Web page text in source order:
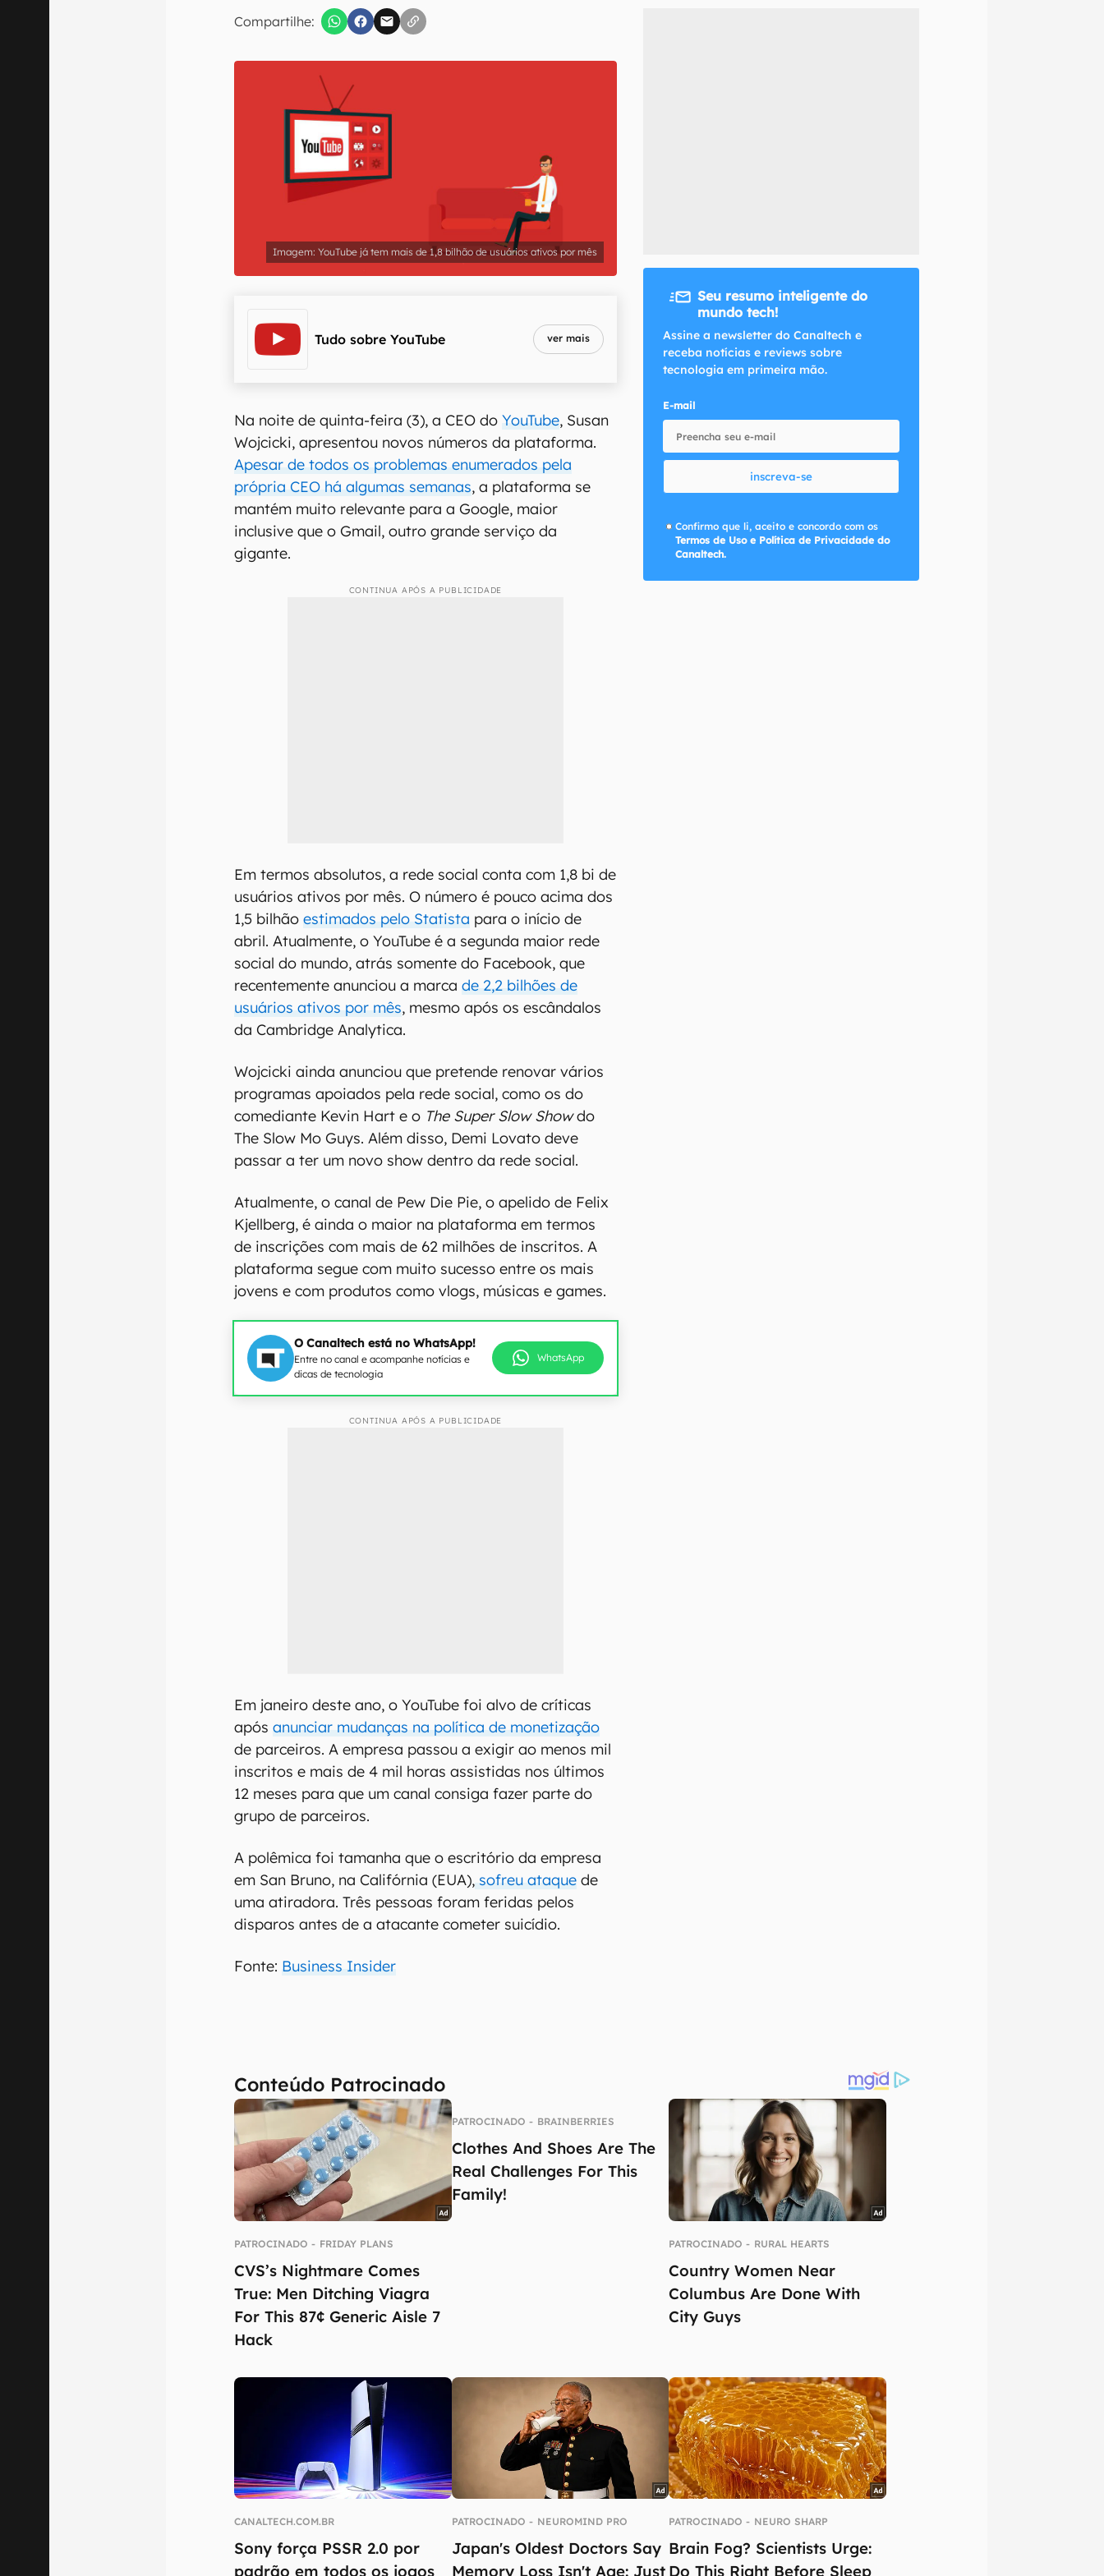
Compartilhe:
Confirmo que li, aceito e concordo com os
YouTube já tem mais de 1,8 bilhão de usuários ativos por mês
Tudo sobre YouTube ver mais
Na noite de quinta-feira (3), a CEO doYouTube, Susan
Wojcicki, apresentou novos números da plataforma.
Apesar de todos os problemas enumerados pela
própria CEO há algumas semanas, a plataforma se
mantém muito relevante para a Google, maior
inclusive que o Gmail, outro grande serviço da
gigante.
CONTINUA APÓS A PUBLICIDADE
Em termos absolutos, a rede social conta com 1,8 bi de
usuários ativos por mês. O número é pouco acima dos
1,5 bilhãoestimados pelo Statista para o início de
abril. Atualmente, o YouTube é a segunda maior rede
social do mundo, atrás somente do Facebook, que
recentemente anunciou a marcade 2,2 bilhões de
usuários ativos por mês, mesmo após os escândalos
da Cambridge Analytica.
Wojcicki ainda anunciou que pretende renovar vários
programas apoiados pela rede social, como os do
comediante Kevin Hart e o The Super Slow Showdo
The Slow Mo Guys. Além disso, Demi Lovato deve
passar a ter um novo show dentro da rede social.
Atualmente, o canal de Pew Die Pie, o apelido de Felix
Kjellberg, é ainda o maior na plataforma em termos
de inscrições com mais de 62 milhões de inscritos. A
plataforma segue com muito sucesso entre os mais
jovens e com produtos como vlogs, músicas e games.
O Canaltech está no WhatsApp!
Entre no canal e acompanhe notícias e
dicas de tecnologia
WhatsApp
CONTINUA APÓS A PUBLICIDADE
Em janeiro deste ano, o YouTube foi alvo de críticas
apósanunciar mudanças na política de monetização
de parceiros. A empresa passou a exigir ao menos mil
inscritos e mais de 4 mil horas assistidas nos últimos
12 meses para que um canal consiga fazer parte do
grupo de parceiros.
A polêmica foi tamanha que o escritório da empresa
em San Bruno, na Califórnia (EUA), sofreu ataque de
uma atiradora. Três pessoas foram feridas pelos
disparos antes de a atacante cometer suicídio.
Fonte: Business Insider
Seu resumo inteligente do
mundo tech!
Assine a newsletter do Canaltech e
receba notícias e reviews sobre
tecnologia em primeira mão.
E-mail
inscreva-se
Confirmo que li, aceito e concordo com os
Termos de Uso e Política de Privacidade do
Canaltech.